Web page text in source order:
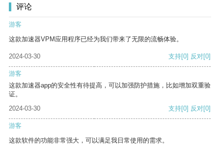
评论
游客
这款加速器VPM应用程序已经为我们带来了无限的流畅体验。
2024-03-30 支持[0] 反对[0]
游客
这款加速器app的安全性有待提高，可以加强防护措施，比如增加双重验
证。
2024-03-30
支持[0] 反对[0]
游客
这款软件的功能非常强大，可以满足我日常使用的需求。